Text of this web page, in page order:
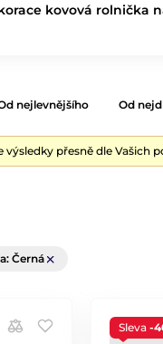
kovová rolnička
nejlevnějšího Od
výsledky přesně dle Vašich
Černá
Sleva -